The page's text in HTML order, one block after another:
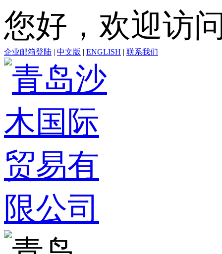
您好，欢迎访
企业邮箱登陆 | 中文版 | ENGLISH | 联系我们